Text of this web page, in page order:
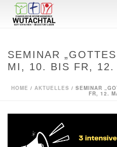
SEMINAR
MI, 10. BIS FR, 12.
HOME / AKTUELLES / SEMINAR
FR, 12.